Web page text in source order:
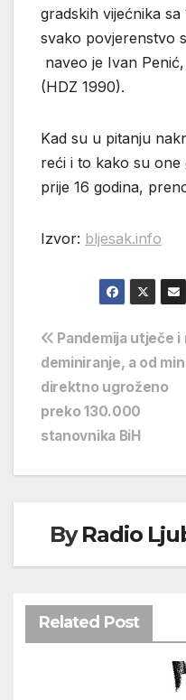
gradskih vijećnika
svako povjerenstvo
naveo je Ivan
(HDZ 1990).
Kad su u pitanju
reći i to kako su one
prije 16 godina,
Izvor: bljesak.info
Navigacija
objava
Pandemija utječe i
deminiranje, a od
direktno ugroženo
preko 130.000
stanovnika BiH
ByRadio
Related Post